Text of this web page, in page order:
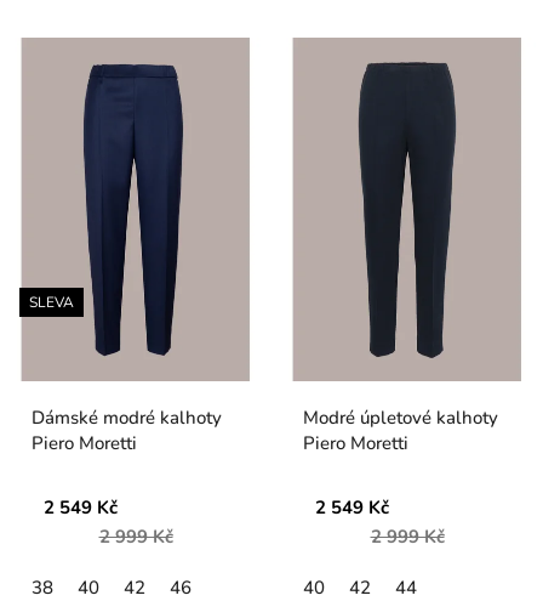
SLEVA
Dámské modré kalhoty
Piero Moretti
2 549 Kč
2 999 Kč
38 40 42 46
Modré úpletové kalhoty
Piero Moretti
2 549 Kč
2 999 Kč
40 42 44